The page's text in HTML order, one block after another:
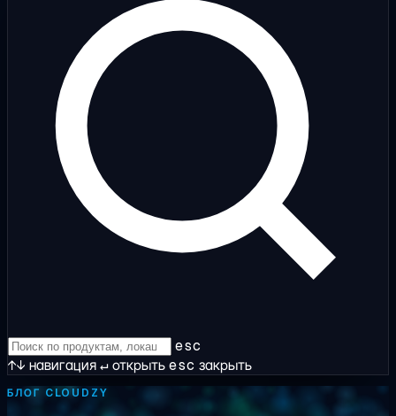
esc
↑↓ навигация↵открытьesc закрыть
БЛОГ CLOUDZY